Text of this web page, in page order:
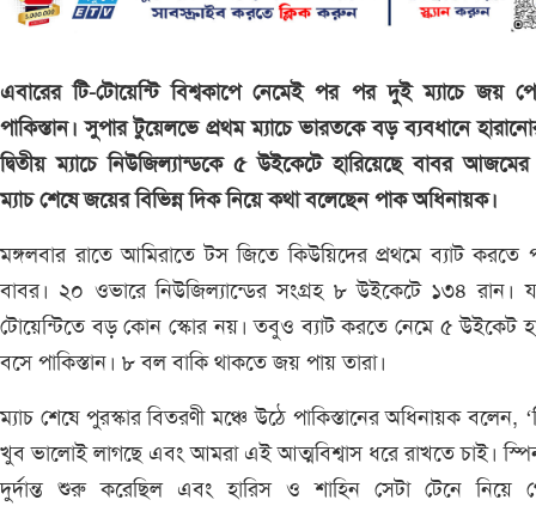
এবারের টি-টোয়েন্টি বিশ্বকাপে নেমেই পর পর দুই ম্যাচে জয়
পাকিস্তান। সুপার টুয়েলভে প্রথম ম্যাচে ভারতকে বড় ব্যবধানে
দ্বিতীয় ম্যাচে নিউজিল্যান্ডকে ৫ উইকেটে হারিয়েছে বাবর
ম্যাচ শেষে জয়ের বিভিন্ন দিক নিয়ে কথা বলেছেন পাক অধিনায়ক।
মঙ্গলবার রাতে আমিরাতে টস জিতে কিউয়িদের প্রথমে ব্যাট করতে
বাবর। ২০ ওভারে নিউজিল্যান্ডের সংগ্রহ ৮ উইকেটে ১৩৪ রান।
টোয়েন্টিতে বড় কোন স্কোর নয়। তবুও ব্যাট করতে নেমে ৫ উইকেট
বসে পাকিস্তান। ৮ বল বাকি থাকতে জয় পায় তারা।
ম্যাচ শেষে পুরস্কার বিতরণী মঞ্চে উঠে পাকিস্তানের অধিনায়ক বলেন,
খুব ভালোই লাগছে এবং আমরা এই আত্মবিশ্বাস ধরে রাখতে চাই।
দুর্দান্ত শুরু করেছিল এবং হারিস ও শাহিন সেটা টেনে নিয়ে